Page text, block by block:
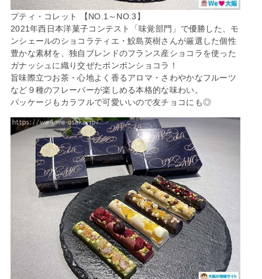
プティ・コレット 【NO.1～NO.3】
2021年西日本洋菓子コンテスト「味覚部門」で優勝した、モ
ンシェールのショコラティエ・鮫島英樹さんが厳選した個性
豊かな素材を、独自ブレンドのフランス産ショコラを使った
ガナッシュに織り交ぜたボンボンショコラ！
旨味際立つお茶・心地よく香るアロマ・さわやかなフルーツ
など９種のフレーバーが楽しめる本格的な味わい。
パッケージもカラフルで可愛いいので友チョコにも◎